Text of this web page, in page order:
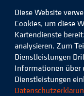
Das
NSI
Facebook
Datenschutz
Diese Website
Cookies, um diese
Kartendienste
analysieren. Zum
Dienstleistungen
Informationen über
Dienstleistungen